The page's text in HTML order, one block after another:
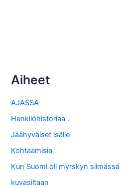
Aiheet
AJASSA
Henkilöhistoriaa .
Jäähyväiset isälle
Kohtaamisia
Kun Suomi oli myrskyn silmässä
kuvasiltaan